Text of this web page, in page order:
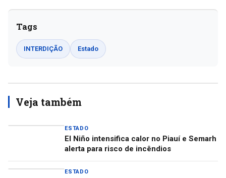
Tags
INTERDIÇÃO Estado
Veja também
ESTADO
El Niño intensifica calor no Piauí e Semarh
alerta para risco de incêndios
ESTADO